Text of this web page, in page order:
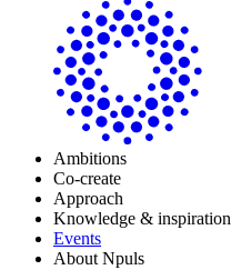
Ambitions
Co-create
Approach
Knowledge & inspiration
Events
About Npuls